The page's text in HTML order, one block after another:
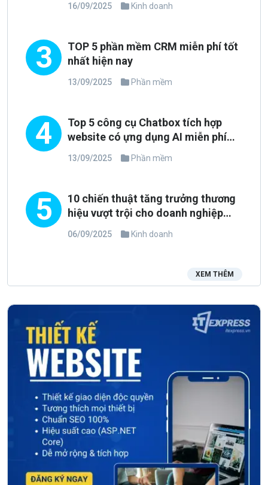
16/09/2025 Kinh doanh
3
TOP 5 phần mềm CRM miễn phí tốt
nhất hiện nay
13/09/2025 Phần mềm
4
Top 5 công cụ Chatbox tích hợp
website có ựng dụng AI miễn phí
tốt nhất 2025
13/09/2025 Phần mềm
5
10 chiến thuật tăng trưởng thương
hiệu vượt trội cho doanh nghiệp
trong cuối năm 2025 đầu năm 2026
06/09/2025 Kinh doanh
XEM THÊM